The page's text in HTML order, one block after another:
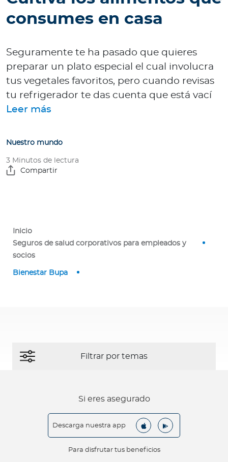
e
s
A
g
e
n
s
P
Ingresar a Mi Bupa
consumes en casa
Seguramente te ha pasado que quieres
preparar un plato especial el cual involucra
tus vegetales favoritos, pero cuando revisas
tu refrigerador te das cuenta que está vací
Leer más
Nuestro mundo
3 Minutos de lectura
Compartir
Inicio
Seguros de salud corporativos para empleados y
socios
Bienestar Bupa
Si eres asegurado
Descarga nuestra app
Para disfrutar tus beneficios